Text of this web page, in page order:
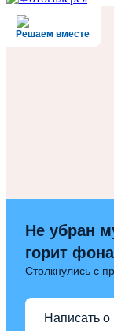
Решаем вместе
Не убран
горит
Столкнулись с
Написать